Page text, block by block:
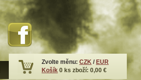
Zvolte měnu: CZK / EUR
Košík 0 ks zboží: 0,00 €